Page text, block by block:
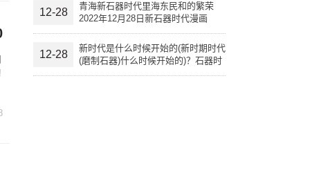
12-28
青海新石器时代里海东民和的繁荣
2022年12月28日新石器时代漫画
12-28
新时代是什么时候开始的(新时期时代
(磨制石器)什么时候开始的)？石器时
代什么意思